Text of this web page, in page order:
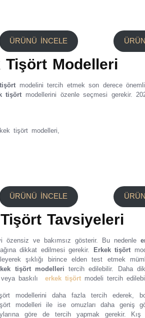
ÜRÜNÜ İNCELE
Tişört Modelleri
modelini tercih etmek son derece
tişört modellerini özenle seçmesi gerekir.
tişört modelleri,
ÜRÜNÜ İNCELE
Tavsiyeleri
özensiz ve bakımsız gösterir. Bu nedenle
dikkat edilmesi gerekir.
Erkek tişört
şıklığı birince elden test etmek
tişört modelleri tercih edilebilir. Daha
baskılı erkek tişört modeli tercih
modellerini daha fazla tercih ederek,
modelleri ile ise omuzları daha geniş
göre de tercih yapmak gerekir. Kış